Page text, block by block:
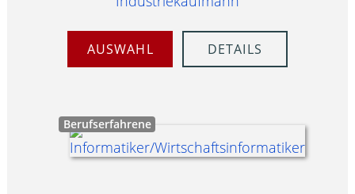
AUSWAHL DETAILS
Berufserfahrene